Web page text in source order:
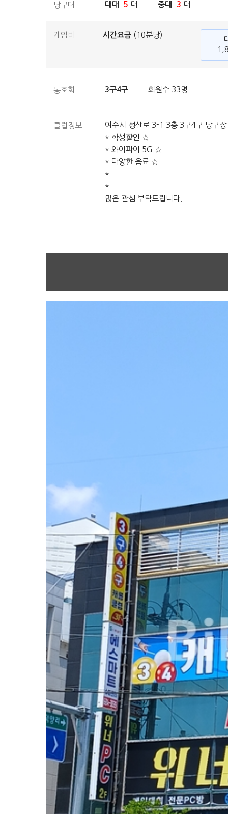
당구대 대대 5 대 중대 3 대
게임비 시간요금 (10분당)
동호회 3구4구 회원수 33명
클럽정보
여수시 성산로 3-1 3층 3구4구 당구
* 학생할인 ☆
* 와이파이 5G ☆
* 다양한 음료 ☆
*
*
많은 관심 부탁드립니다.